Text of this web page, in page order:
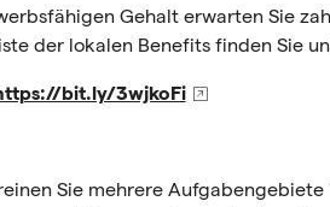
Gehalt erwarten Sie
der lokalen Benefits finden Sie
bit.ly/3wjkoFi
Sie mehrere